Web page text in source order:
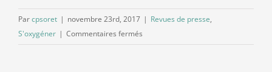
Parcpsoret | novembre 23rd, 2017 | Revues de presse,
S'oxygéner | Commentaires fermés